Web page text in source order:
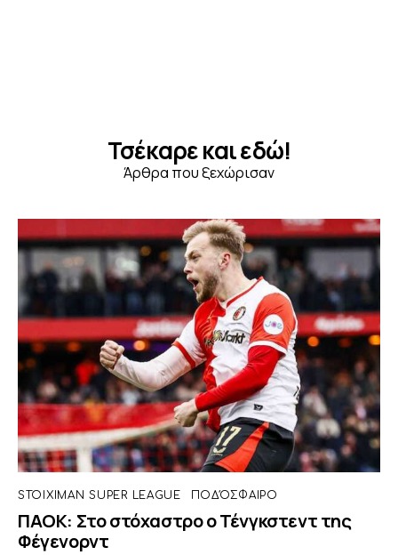
Τσέκαρε και εδώ!
Άρθρα που ξεχώρισαν
STOIXIMAN SUPER LEAGUE ΠΟΔΌΣΦΑΙΡΟ
ΠΑΟΚ: Στο στόχαστρο ο Τένγκστεντ της
Φέγενορντ